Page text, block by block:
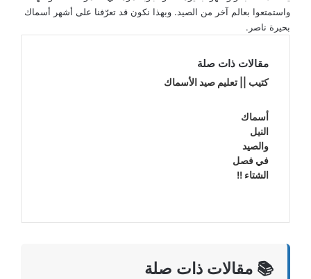
واستمتعوا بعالم آخر من الصيد. وبهذا نكون قد تعرّفنا على أشهر أسماك
بحيرة ناصر.
مقالات ذات صلة
كتيب || تعليم صيد الأسماك
أسماك
النيل
والصيد
في فصل
الشتاء !!
📚 مقالات ذات صلة